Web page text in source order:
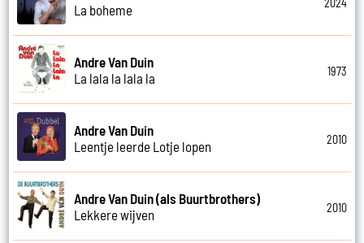
La boheme
Andre Van Duin
La lala la lala la
1973
Andre Van Duin
Leentje leerde Lotje lopen
2010
Andre Van Duin (als Buurtbrothers)
Lekkere wijven
2010